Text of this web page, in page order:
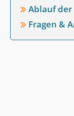
Ablauf
Fragen &